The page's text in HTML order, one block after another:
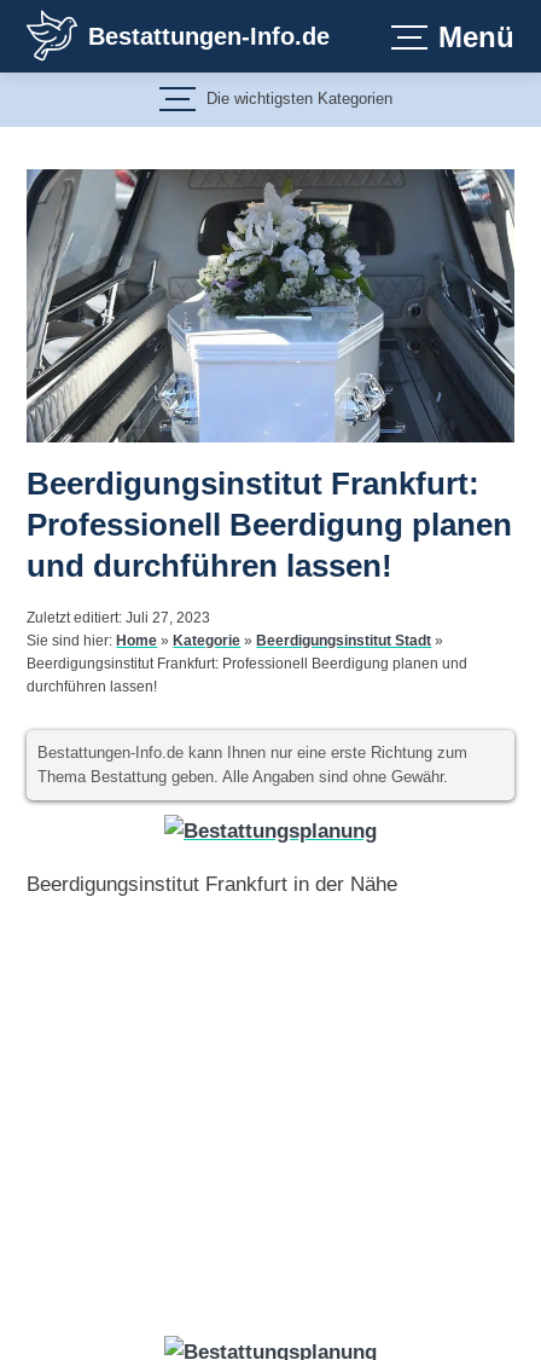
Inhalt
springen
Bestattungen-Info.de Menü
Die wichtigsten Kategorien
Beerdigungsinstitut Frankfurt:
Professionell Beerdigung planen
und durchführen lassen!
Zuletzt editiert: Juli 27, 2023
Sie sind hier: Home » Kategorie » Beerdigungsinstitut Stadt »
Beerdigungsinstitut Frankfurt: Professionell Beerdigung planen und
durchführen lassen!
Bestattungen-Info.de kann Ihnen nur eine erste Richtung zum
Thema Bestattung geben. Alle Angaben sind ohne Gewähr.
Beerdigungsinstitut Frankfurt in der Nähe